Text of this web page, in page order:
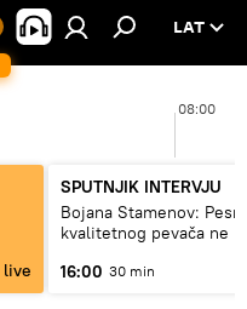
LAT
08:00
live
SPUTNJIK INTERVJU
Bojana Stamenov:
kvalitetnog pevača ne
16:00 30 min